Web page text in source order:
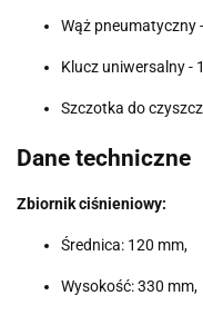
Wąż pneumatyczny
Klucz uniwersalny -
Szczotka do
Dane techniczne
Zbiornik ciśnieniowy:
Średnica: 120 mm,
Wysokość: 330 mm,